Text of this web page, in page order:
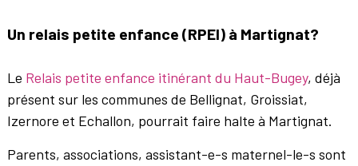
Un relais petite enfance (RPEI) à Martignat?
Le Relais petite enfance itinérant du Haut-Bugey, déjà
présent sur les communes de Bellignat, Groissiat,
Izernore et Echallon, pourrait faire halte à Martignat.
Parents, associations, assistant-e-s maternel-le-s sont